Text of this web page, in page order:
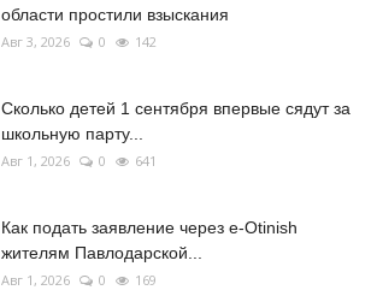
области простили взыскания
Авг 3, 2026 0 142
Сколько детей 1 сентября впервые сядут за
школьную парту...
Авг 1, 2026 0 641
Как подать заявление через e-Otinish
жителям Павлодарской...
Авг 1, 2026 0 169